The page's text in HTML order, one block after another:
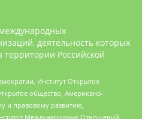
деятельность которых
Российской
Институт Открытое
общество, Американо-
и правовому развитию,
Международных Отношений,